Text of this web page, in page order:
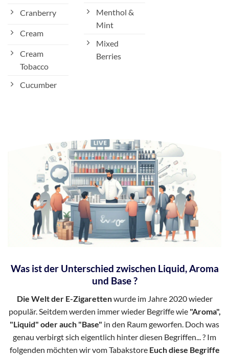
Cranberry
Cream
Cream
Tobacco
Cucumber
Menthol &
Mint
Mixed
Berries
Was ist der Unterschied zwischen Liquid, Aroma
und Base ?
Die Welt der E-Zigarettenwurde im Jahre 2020 wieder
populär. Seitdem werden immer wieder Begriffe wie "Aroma",
"Liquid" oder auch "Base" in den Raum geworfen. Doch was
genau verbirgt sich eigentlich hinter diesen Begriffen... ? Im
folgenden möchten wir vom Tabakstore Euch diese Begriffe